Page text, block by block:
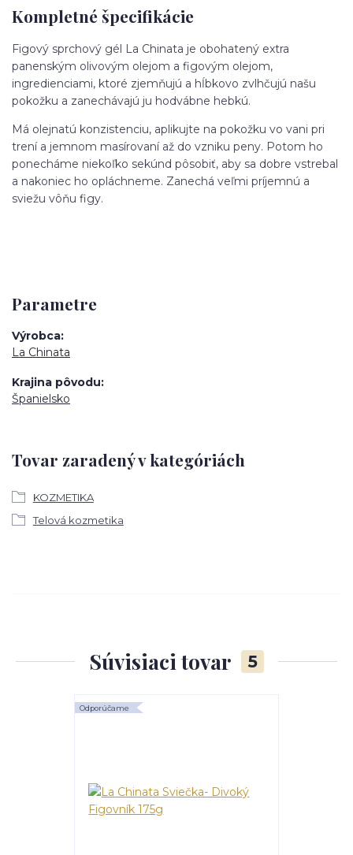
Kompletné špecifikácie
Figový sprchový gél La Chinata je obohatený extra
panenským olivovým olejom a figovým olejom,
ingredienciami, ktoré zjemňujú a hĺbkovo zvlhčujú našu
pokožku a zanechávajú ju hodvábne hebkú.
Má olejnatú konzistenciu, aplikujte na pokožku vo vani pri
trení a jemnom masírovaní až do vzniku peny. Potom ho
ponecháme niekoľko sekúnd pôsobiť, aby sa dobre vstrebal
a nakoniec ho opláchneme. Zanechá veľmi príjemnú a
sviežu vôňu figy.
Parametre
Výrobca
La Chinata
Krajina pôvodu
Španielsko
Tovar zaradený v kategóriách
KOZMETIKA
Telová kozmetika
Súvisiaci tovar 5
Odporúčame